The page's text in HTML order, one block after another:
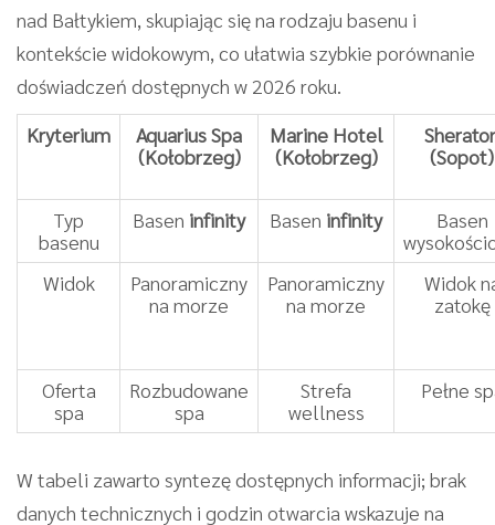
nad Bałtykiem, skupiając się na rodzaju basenu i
kontekście widokowym, co ułatwia szybkie porównanie
doświadczeń dostępnych w 2026 roku.
Kryterium
Aquarius Spa
(Kołobrzeg)
Marine Hotel
(Kołobrzeg)
(Sopot)
Typ
basenu
Basen infinity Basen infinity
Basen
Widok
Panoramiczny
na morze
Panoramiczny
na morze
Widok
zatokę
Oferta
spa
Rozbudowane
spa
Strefa
wellness
Pełne
W tabeli zawarto syntezę dostępnych informacji; brak
danych technicznych i godzin otwarcia wskazuje na